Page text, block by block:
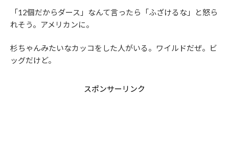
「12個だからダース」なんて言ったら「ふざけるな」と怒ら
れそう。アメリカンに。
杉ちゃんみたいなカッコをした人がいる。ワイルドだぜ。ビ
ッグだけど。
スポンサーリンク